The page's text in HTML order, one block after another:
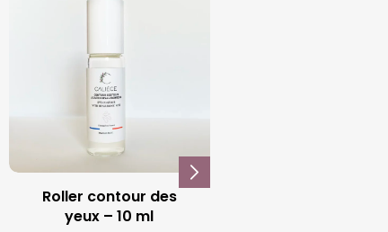
Roller contour des
yeux – 10 ml